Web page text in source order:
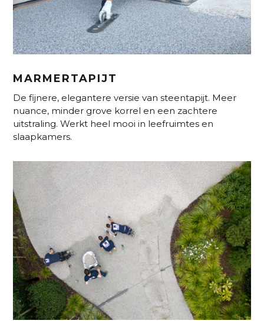
MARMERTAPIJT
De fijnere, elegantere versie van steentapijt. Meer
nuance, minder grove korrel en een zachtere
uitstraling. Werkt heel mooi in leefruimtes en
slaapkamers.